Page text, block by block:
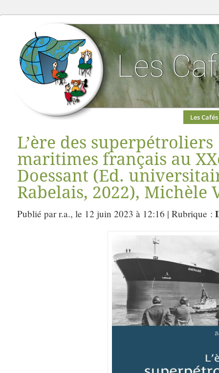
Les Cafés
L’ère des
maritimes français au
Doessant (Ed.
Rabelais, 2022), Michèle
Publié par r.a., le 12 juin 2023 à 12:16 | Rubrique :